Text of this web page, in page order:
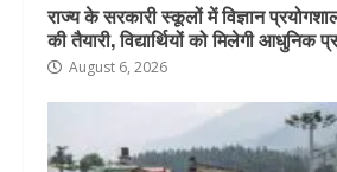
राज्य के सरकारी स्कूलों में विज्ञान
की तैयारी, विद्यार्थियों को मिलेगी आधुनिक
August 6, 2026